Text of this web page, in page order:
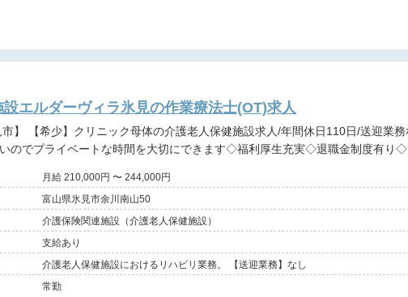
エルダーヴィラ氷見の作業療法士(OT)求人
日/送迎業務なし＠氷見
のでプライベートな時間を大切にできます◇福利厚生充実◇退職金制度有り◇
月給 210,000円 〜 244,000円
富山県氷見市余川南山50
介護保険関連施設（介護老人保健施設）
支給あり
介護老人保健施設におけるリハビリ業務。 【送迎業務】なし
常勤